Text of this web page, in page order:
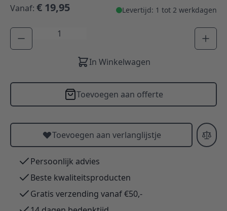
Vanaf: € 19,95 Levertijd: 1 tot 2 werkdagen
Aantal
In Winkelwagen
Toevoegen aan offerte
Toevoegen aan verlanglijstje
Persoonlijk advies
Beste kwaliteitsproducten
Gratis verzending vanaf €50,-